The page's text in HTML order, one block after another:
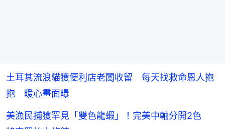
土耳其流浪貓獲便利店老闆收留 每天找救命恩人抱
抱 暖心畫面曝
美漁民捕獲罕見「雙色龍蝦」！完美中軸分開2色